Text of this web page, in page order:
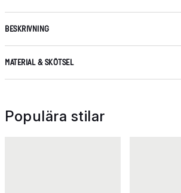
BESKRIVNING
MATERIAL & SKÖTSEL
Populära stilar